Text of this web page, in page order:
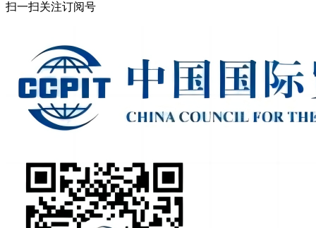
扫一扫关注订阅号